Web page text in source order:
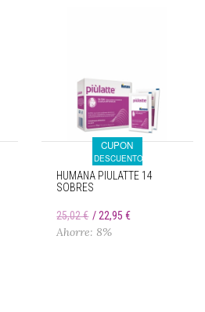
CUPON
DESCUENTO
HUMANA PIULATTE 14
SOBRES
25,02 € 22,95 €
Ahorre: 8%